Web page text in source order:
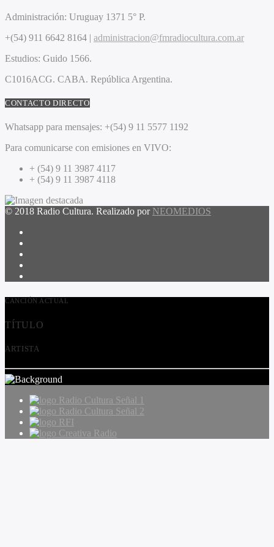
Administración: Uruguay 1371 5° P.
+(54) 911 6642 8164 | administracion@fmradiocultura.com.ar
Estudios: Guido 1566.
C1016ACG. CABA. República Argentina.
CONTACTO DIRECTO
Whatsapp para mensajes: +(54) 9 11 5577 1192
Para comunicarse con emisiones en VIVO:
+ (54) 9 11 3987 4117
+ (54) 9 11 3987 4118
© 2018 Radio Cultura. Realizado por NEOMEDIOS
CANCIÓN ACTUAL
TÍTULO
ARTISTA
Radio Cultura Señal 1
Radio Cultura Señal 2
RFI
Creativa Radio